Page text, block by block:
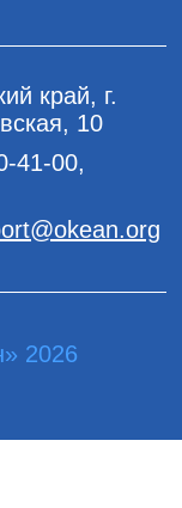
край, г.
10
41-00,
2026